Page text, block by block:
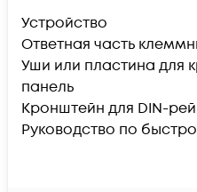
Устройство
Ответная часть
Уши или пластина для
панель
Кронштейн для DIN-
Руководство по